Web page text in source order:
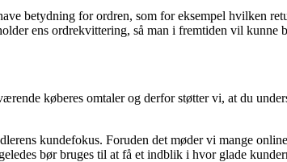
betydning for ordren, som for eksempel hvilken
ens ordrekvittering, så man i fremtiden vil kunne
køberes omtaler og derfor støtter vi, at du
kundefokus. Foruden det møder vi mange
bør bruges til at få et indblik i hvor glade